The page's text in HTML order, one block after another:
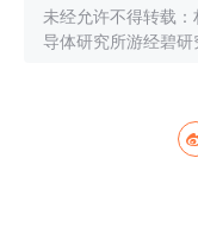
未经允许不得转载：
导体研究所游经碧